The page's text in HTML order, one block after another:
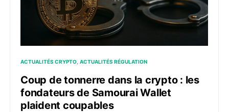
ACTUALITÉS CRYPTO ACTUALITÉS RÉGULATION
Coup de tonnerre dans la crypto : les
fondateurs de Samourai Wallet
plaident coupables